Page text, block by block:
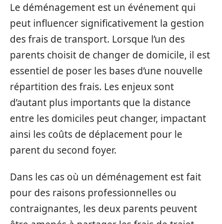
Le déménagement est un événement qui
peut influencer significativement la gestion
des frais de transport. Lorsque l’un des
parents choisit de changer de domicile, il est
essentiel de poser les bases d’une nouvelle
répartition des frais. Les enjeux sont
d’autant plus importants que la distance
entre les domiciles peut changer, impactant
ainsi les coûts de déplacement pour le
parent du second foyer.
Dans les cas où un déménagement est fait
pour des raisons professionnelles ou
contraignantes, les deux parents peuvent